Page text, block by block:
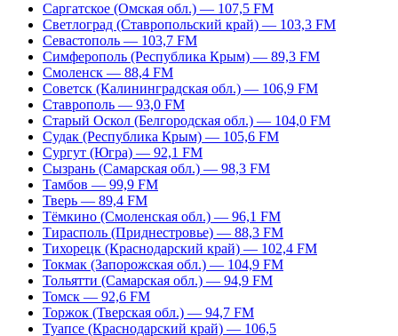
Саргатское (Омская обл.) — 107,5 FM
Светлоград (Ставропольский край) — 103,3 FM
Севастополь — 103,7 FM
Симферополь (Республика Крым) — 89,3 FM
Смоленск — 88,4 FM
Советск (Калининградская обл.) — 106,9 FM
Ставрополь — 93,0 FM
Старый Оскол (Белгородская обл.) — 104,0 FM
Судак (Республика Крым) — 105,6 FM
Сургут (Югра) — 92,1 FM
Сызрань (Самарская обл.) — 98,3 FM
Тамбов — 99,9 FM
Тверь — 89,4 FM
Тёмкино (Смоленская обл.) — 96,1 FM
Тирасполь (Приднестровье) — 88,3 FM
Тихорецк (Краснодарский край) — 102,4 FM
Токмак (Запорожская обл.) — 104,9 FM
Тольятти (Самарская обл.) — 94,9 FM
Томск — 92,6 FM
Торжок (Тверская обл.) — 94,7 FM
Туапсе (Краснодарский край) — 106,5